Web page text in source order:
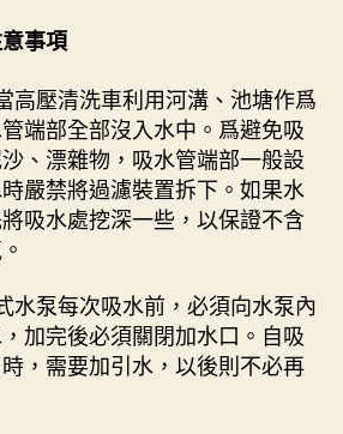
事項
高壓清洗車利用河溝、池塘作爲
端部全部沒入水中。爲避免吸
、漂雜物，吸水管端部一般設
嚴禁將過濾裝置拆下。如果水
吸水處挖深一些，以保證不含
水泵每次吸水前，必須向水泵內
加完後必須關閉加水口。自吸
，需要加引水，以後則不必再